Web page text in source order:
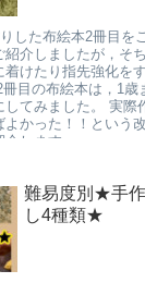
した布絵本2冊目
介しましたが，そ
けたり指先強化を
目の布絵本は，1歳
てみました。 実際
よかった！！という
します。
難易度別★手
し4種類★